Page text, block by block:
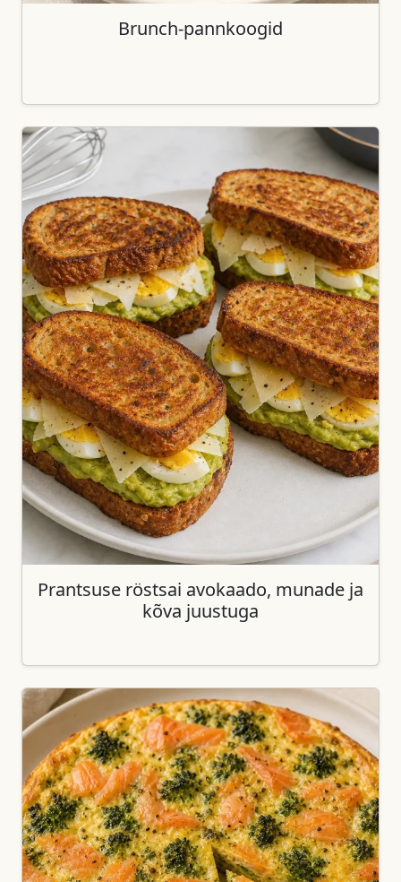
Brunch-pannkoogid
Prantsuse röstsai avokaado, munade ja
kõva juustuga